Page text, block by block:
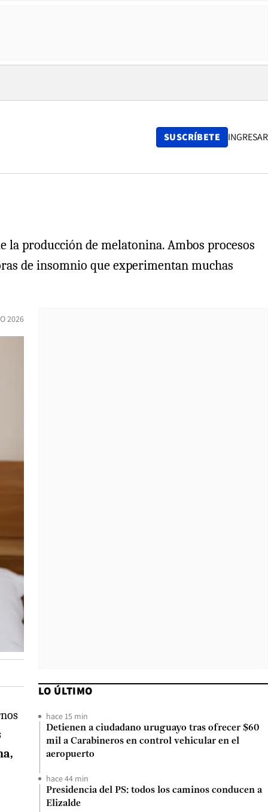
SUSCRÍBETE INGRESAR
producción de melatonina. Ambos procesos
de insomnio que experimentan muchas
2026
LO ÚLTIMO
hace 15 min
Detienen a ciudadano uruguayo tras ofrecer $60
mil a Carabineros en control vehicular en el
aeropuerto
hace 44 min
Presidencia del PS: todos los caminos conducen a
Elizalde